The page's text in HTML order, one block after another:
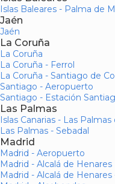
Islas Baleares - Palma de
Jaén
Jaén
La Coruña
La Coruña
La Coruña - Ferrol
La Coruña - Santiago de
Santiago - Aeropuerto
Santiago - Estación
Las Palmas
Islas Canarias - Las Palmas
Las Palmas - Sebadal
Madrid
Madrid - Aeropuerto
Madrid - Alcalá de Henares
Madrid - Alcalá de